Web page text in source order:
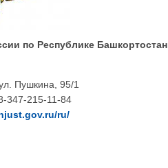
по Республике Башкортостан
Пушкина, 95/1
347-215-11-84
ru/